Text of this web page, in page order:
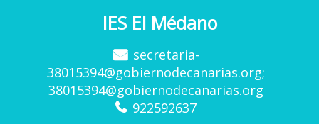
IES El Médano
secretaria-
38015394@gobiernodecanarias.org;
38015394@gobiernodecanarias.org
922592637